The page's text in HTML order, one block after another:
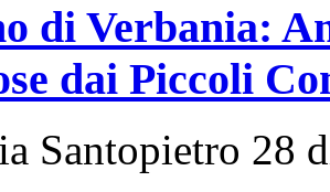
di Verbania:
dai Piccoli
Santopietro 28